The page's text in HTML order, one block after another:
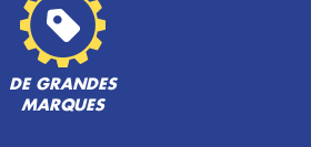
DE GRANDES
MARQUES